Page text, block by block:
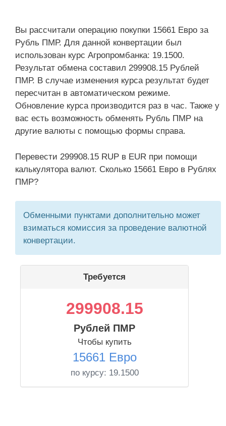
Вы рассчитали операцию покупки 15661 Евро за
Рубль ПМР. Для данной конвертации был
использован курс Агропромбанка: 19.1500.
Результат обмена составил 299908.15 Рублей
ПМР. В случае изменения курса результат будет
пересчитан в автоматическом режиме.
Обновление курса производится раз в час. Также у
вас есть возможность обменять Рубль ПМР на
другие валюты с помощью формы справа.
Перевести 299908.15 RUP в EUR при помощи
калькулятора валют. Сколько 15661 Евро в Рублях
ПМР?
Обменными пунктами дополнительно может
взиматься комиссия за проведение валютной
конвертации.
Требуется
299908.15
Рублей ПМР
Чтобы купить
15661 Евро
по курсу: 19.1500